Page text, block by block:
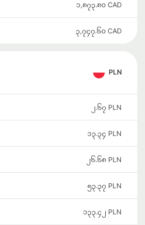
၁,၈၇၃.၈၀ CAD
၃,၇၄၇.၆၀ CAD
PLN
၂.၆၇ PLN
၁၃.၃၄ PLN
၂၆.၆၈ PLN
၅၃.၃၇ PLN
၁၃၃.၄၂ PLN